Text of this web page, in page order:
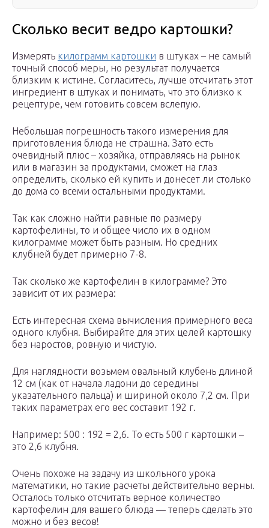
Сколько весит ведро картошки?
Измерять килограмм картошки в штуках – не самый
точный способ меры, но результат получается
близким к истине. Согласитесь, лучше отсчитать этот
ингредиент в штуках и понимать, что это близко к
рецептуре, чем готовить совсем вслепую.
Небольшая погрешность такого измерения для
приготовления блюда не страшна. Зато есть
очевидный плюс – хозяйка, отправляясь на рынок
или в магазин за продуктами, сможет на глаз
определить, сколько ей купить и донесет ли столько
до дома со всеми остальными продуктами.
Так как сложно найти равные по размеру
картофелины, то и общее число их в одном
килограмме может быть разным. Но средних
клубней будет примерно 7-8.
Так сколько же картофелин в килограмме? Это
зависит от их размера:
Есть интересная схема вычисления примерного веса
одного клубня. Выбирайте для этих целей картошку
без наростов, ровную и чистую.
Для наглядности возьмем овальный клубень длиной
12 см (как от начала ладони до середины
указательного пальца) и шириной около 7,2 см. При
таких параметрах его вес составит 192 г.
Например: 500 : 192 = 2,6. То есть 500 г картошки –
это 2,6 клубня.
Очень похоже на задачу из школьного урока
математики, но такие расчеты действительно верны.
Осталось только отсчитать верное количество
картофелин для вашего блюда — теперь сделать это
можно и без весов!